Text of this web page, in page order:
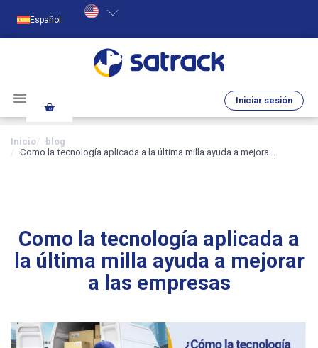
Español
Iniciar sesión
Inicio
blog
Como la tecnología aplicada a la última milla ayuda a mejora…
Como la tecnología aplicada a
la última milla ayuda a mejorar
a las empresas